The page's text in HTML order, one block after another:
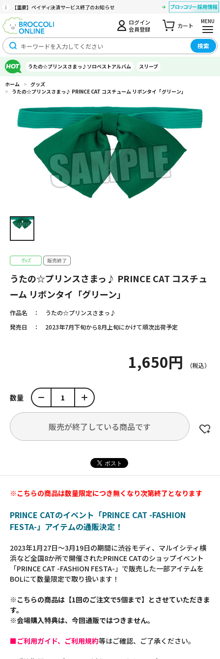
【重要】ペイディ決済サービス終了のお知らせ
ログイン
会員登録
カート
MENU
検索
うたの☆プリンスさまっ♪ソロベストアルバム スリーブ
ホーム > グッズ
> うたの☆プリンスさまっ♪ PRINCE CAT コスチューム リボンタイ「グリーン」
うたの☆プリンスさまっ♪ PRINCE CAT コスチュ
ーム リボンタイ「グリーン」
作品名
うたの☆プリンスさまっ♪
発売日
2023年7月下旬から8月上旬にかけて順次出荷予定
1,650円
数量
販売が終了している商品です
※こちらの商品は数量限定につき無くなり次第終了となります
PRINCE CATのイベント「PRINCE CAT -FASHION
FESTA-」アイテムの通販決定！
2023年1月27日～3月19日の期間に渋谷モディ、マルイシティ横
浜など全国8か所で開催されたPRINCE CATのショップイベント
「PRINCE CAT -FASHION FESTA-」で販売した一部アイテムを
BOLにて数量限定で取り扱います！
※こちらの商品は【1回のご注文で5個まで】とさせていただきま
す。
※会場購入特典は、今回通販ではつきません。
■ご利用ガイド、ご利用規約等はご確認、ご了承ください。